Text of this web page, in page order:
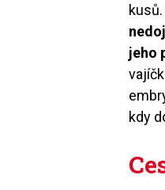
kusů.
jeho
kdy